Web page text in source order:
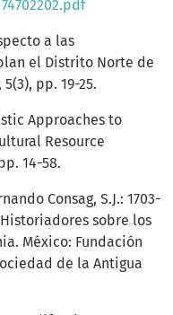
a las
el Distrito Norte de
pp. 19-25.
Approaches to
Resource
14-58.
Consag, S.J.: 1703-
sobre los
México: Fundación
de la Antigua